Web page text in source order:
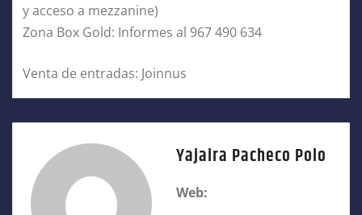
y acceso a mezzanine)
Zona Box Gold: Informes al 967 490 634
Venta de entradas: Joinnus
Yajaira Pacheco Polo
Web: